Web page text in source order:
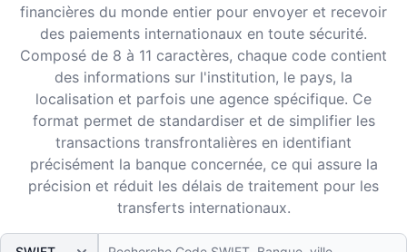
financières du monde entier pour envoyer et recevoir
des paiements internationaux en toute sécurité.
Composé de 8 à 11 caractères, chaque code contient
des informations sur l'institution, le pays, la
localisation et parfois une agence spécifique. Ce
format permet de standardiser et de simplifier les
transactions transfrontalières en identifiant
précisément la banque concernée, ce qui assure la
précision et réduit les délais de traitement pour les
transferts internationaux.